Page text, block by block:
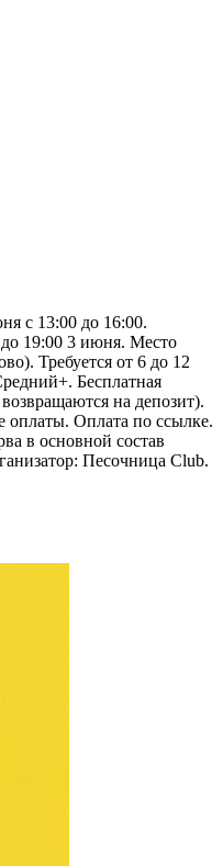
с 13:00 до 16:00.
19:00 3 июня. Место
Требуется от 6 до 12
Бесплатная
на депозит).
оплаты. Оплата по ссылке.
в основной состав
Песочница Club.